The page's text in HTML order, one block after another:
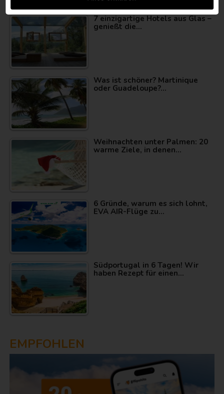
POPULÄRSTE
7 einzigartige Hotels aus Glas –
genießt die…
Was ist schöner? Martinique
oder Guadeloupe?…
Weihnachten unter Palmen: 20
warme Ziele, in denen…
6 Gründe, warum es sich lohnt,
EVA AIR-Flüge zu…
Südportugal in 6 Tagen! Wir
haben Rezept für einen…
EMPFOHLEN